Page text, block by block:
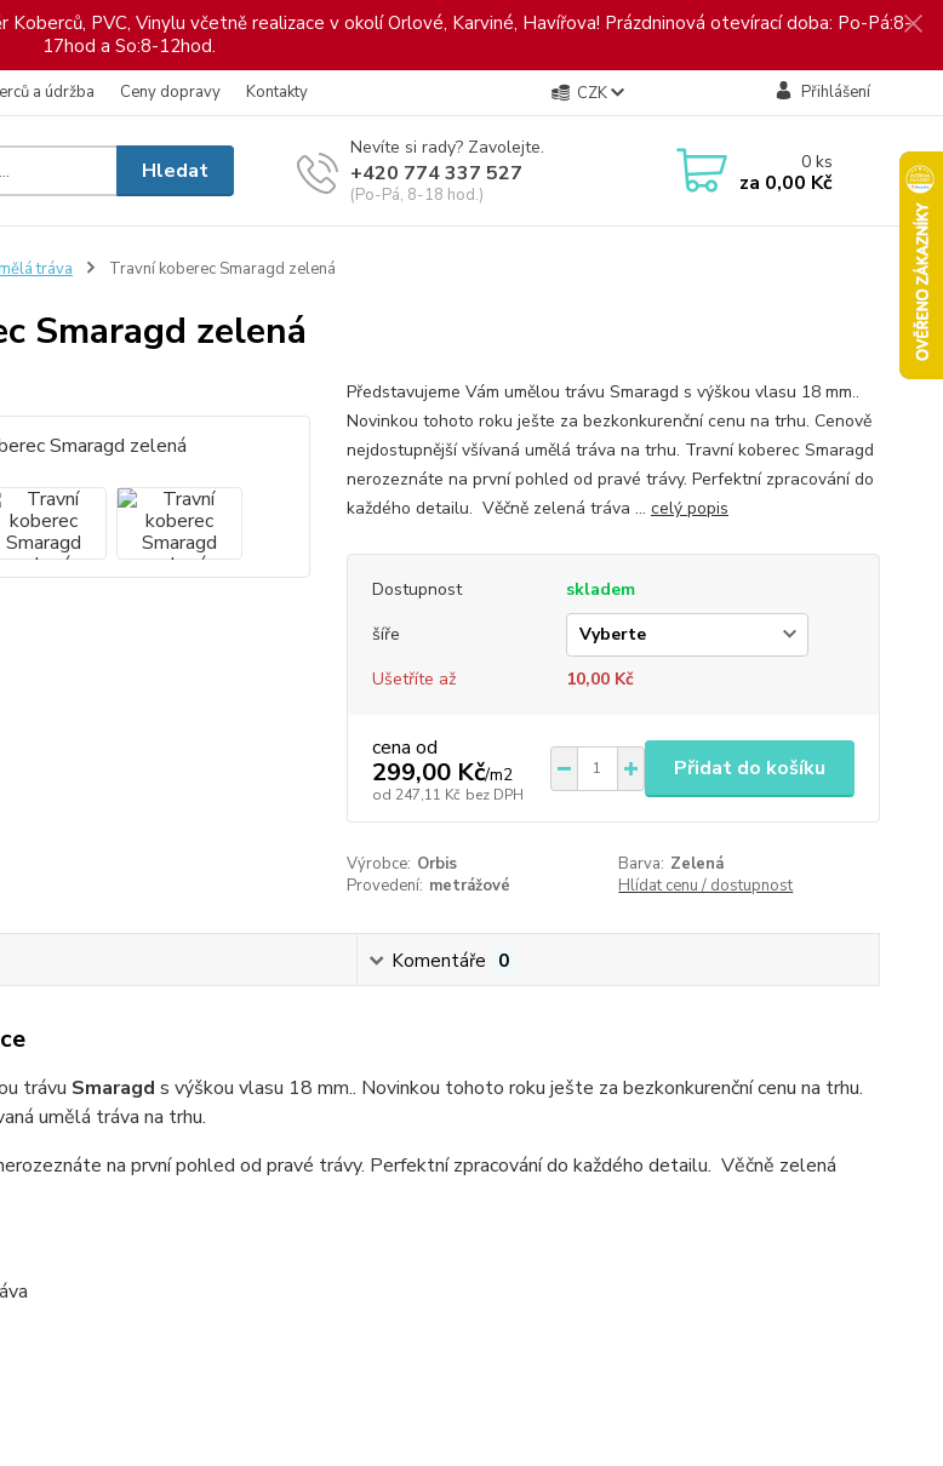
PVC, Vinylu včetně realizace v okolí Orlové, Karviné, Havířova! Prázdninová otevírací doba: Po-Pá:8-
17hod a So:8-12hod.
a údržba Ceny dopravy Kontakty CZK Přihlášení
Hledat
Nevíte si rady? Zavolejte.
+420 774 337 527
(Po-Pá, 8-18 hod.)
0ks
za 0,00 Kč
tráva Travní koberec Smaragd zelená
Smaragd zelená
Představujeme Vám umělou trávu Smaragd s výškou vlasu 18 mm..
Novinkou tohoto roku ješte za bezkonkurenční cenu na trhu. Cenově
nejdostupnější všívaná umělá tráva na trhu. Travní koberec Smaragd
nerozeznáte na první pohled od pravé trávy. Perfektní zpracování do
každého detailu. Věčně zelená tráva ... celý popis
Dostupnost
skladem
šíře
Ušetříte až
10,00 Kč
cena od
299,00 Kč/m2
od 247,11 Kč bez DPH
Přidat do košíku
Výrobce: Orbis Barva: Zelená
Provedení: metrážové Hlídat cenu / dostupnost
Komentáře 0
trávu Smaragd s výškou vlasu 18 mm.. Novinkou tohoto roku ješte za bezkonkurenční cenu na trhu.
umělá tráva na trhu.
na první pohled od pravé trávy. Perfektní zpracování do každého detailu. Věčně zelená